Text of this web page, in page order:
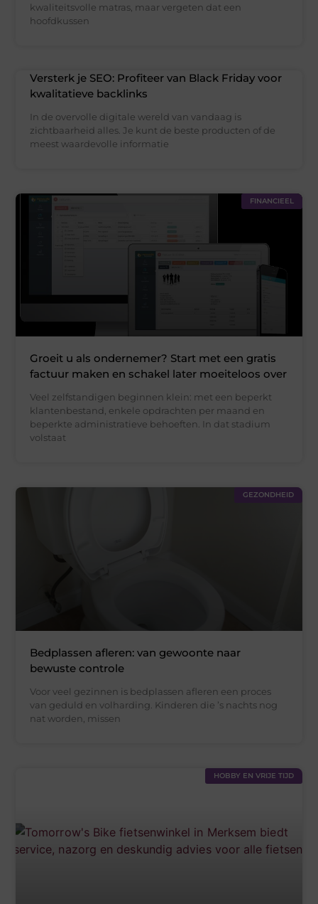
kwaliteitsvolle matras, maar vergeten dat een
hoofdkussen
Versterk je SEO: Profiteer van Black Friday voor
kwalitatieve backlinks
In de overvolle digitale wereld van vandaag is
zichtbaarheid alles. Je kunt de beste producten of de
meest waardevolle informatie
FINANCIEEL
Groeit u als ondernemer? Start met een gratis
factuur maken en schakel later moeiteloos over
Veel zelfstandigen beginnen klein: met een beperkt
klantenbestand, enkele opdrachten per maand en
beperkte administratieve behoeften. In dat stadium
volstaat
GEZONDHEID
Bedplassen afleren: van gewoonte naar
bewuste controle
Voor veel gezinnen is bedplassen afleren een proces
van geduld en volharding. Kinderen die ’s nachts nog
nat worden, missen
HOBBY EN VRIJE TIJD